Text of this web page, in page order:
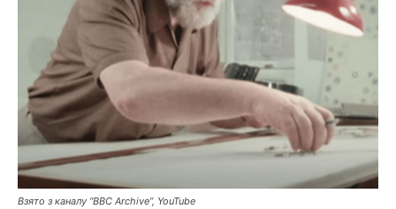
Взято з каналу “BBC Archive”, YouTube